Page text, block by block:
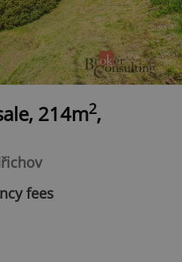
214m2,
fees